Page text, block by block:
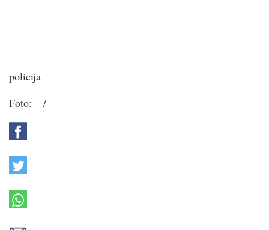
policija
Foto: – / –